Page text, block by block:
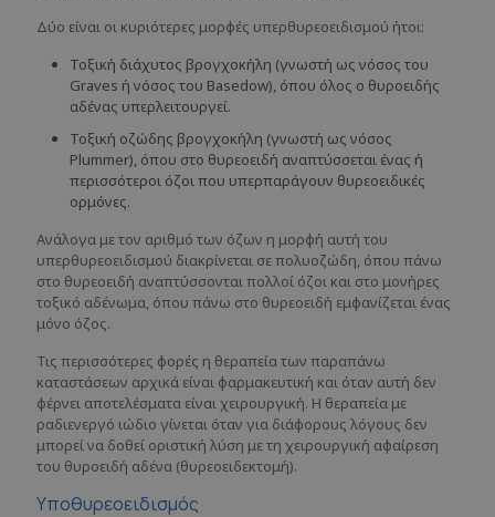
Δύο είναι οι κυριότερες μορφές υπερθυρεοειδισμού ήτοι:
Τοξική διάχυτος βρογχοκήλη (γνωστή ως νόσος του
Graves ή νόσος του Basedow), όπου όλος ο θυροειδής
αδένας υπερλειτουργεί.
Τοξική οζώδης βρογχοκήλη (γνωστή ως νόσος
Plummer), όπου στο θυρεοειδή αναπτύσσεται ένας ή
περισσότεροι όζοι που υπερπαράγουν θυρεοειδικές
ορμόνες.
Ανάλογα με τον αριθμό των όζων η μορφή αυτή του
υπερθυρεοειδισμού διακρίνεται σε πολυοζώδη, όπου πάνω
στο θυρεοειδή αναπτύσσονται πολλοί όζοι και στο μονήρες
τοξικό αδένωμα, όπου πάνω στο θυρεοειδή εμφανίζεται ένας
μόνο όζος.
Τις περισσότερες φορές η θεραπεία των παραπάνω
καταστάσεων αρχικά είναι φαρμακευτική και όταν αυτή δεν
φέρνει αποτελέσματα είναι χειρουργική. Η θεραπεία με
ραδιενεργό ιώδιο γίνεται όταν για διάφορους λόγους δεν
μπορεί να δοθεί οριστική λύση με τη χειρουργική αφαίρεση
του θυροειδή αδένα (θυρεοειδεκτομή).
Υποθυρεοειδισμός